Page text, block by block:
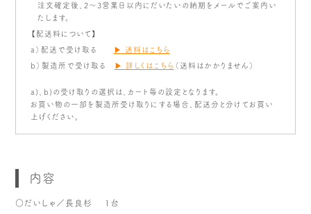
注文確定後、2～3営業日以内にだいたいの納期をメールでご案内い
たします。
【配送料について】
a）配送で受け取る ▶ 送料はこちら
b）製造所で受け取る ▶ 詳しくはこちら （送料はかかりません）
a)、b)の受け取りの選択は、カート毎の設定となります。
お買い物の一部を製造所受け取りにする場合、配送分と分けてお買い
上げください。
内容
○だいしゃ／長良杉 1台